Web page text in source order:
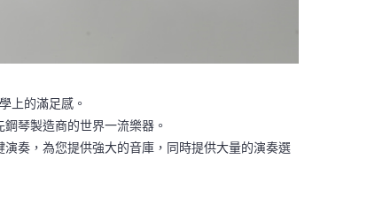
上的滿足感。
琴製造商的世界一流樂器。
奏，為您提供強大的音庫，同時提供大量的演奏選